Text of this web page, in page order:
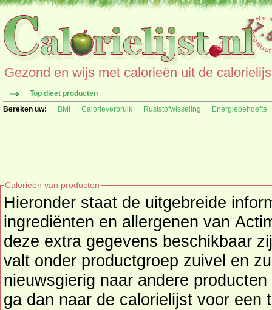
Gezond en wijs met calorieën uit de
Top dieet producten
Bereken uw:
BMI Calorieverbruik Ruststofwisseling Energiebehoefte
Calorieën van producten
Hieronder staat de uitgebreide
ingrediënten en allergenen van Actimel Naturel (Danone) als
deze extra gegevens beschikbaar
valt onder productgroep zuivel en
nieuwsgierig naar andere
ga dan naar de calorielijst voor een totaaloverzicht. Ook kunt u